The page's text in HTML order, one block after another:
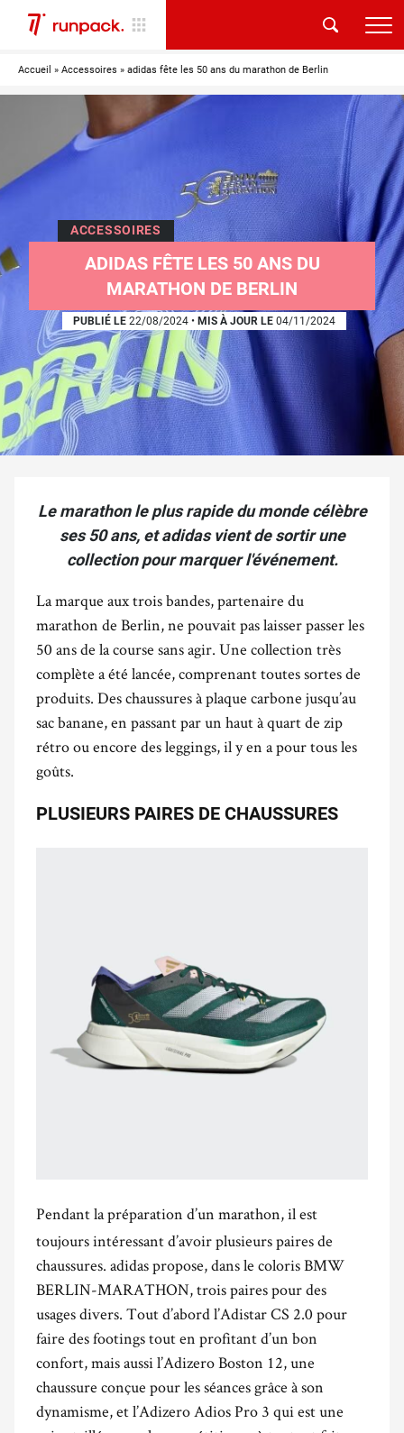
Accueil » Accessoires » adidas fête les 50 ans du marathon de Berlin
ACCESSOIRES
ADIDAS FÊTE LES 50 ANS DU
MARATHON DE BERLIN
PUBLIÉ LE 22/08/2024 • MIS À JOUR LE 04/11/2024
Le marathon le plus rapide du monde célèbre
ses 50 ans, et adidas vient de sortir une
collection pour marquer l'événement.
La marque aux trois bandes, partenaire du
marathon de Berlin, ne pouvait pas laisser passer les
50 ans de la course sans agir. Une collection très
complète a été lancée, comprenant toutes sortes de
produits. Des chaussures à plaque carbone jusqu’au
sac banane, en passant par un haut à quart de zip
rétro ou encore des leggings, il y en a pour tous les
goûts.
PLUSIEURS PAIRES DE CHAUSSURES
Pendant la préparation d’un marathon, il est
toujours intéressant d’avoir plusieurs paires de
chaussures. adidas propose, dans le coloris BMW
BERLIN-MARATHON, trois paires pour des
usages divers. Tout d’abord l’Adistar CS 2.0 pour
faire des footings tout en profitant d’un bon
confort, mais aussi l’Adizero Boston 12, une
chaussure conçue pour les séances grâce à son
dynamisme, et l’Adizero Adios Pro 3 qui est une